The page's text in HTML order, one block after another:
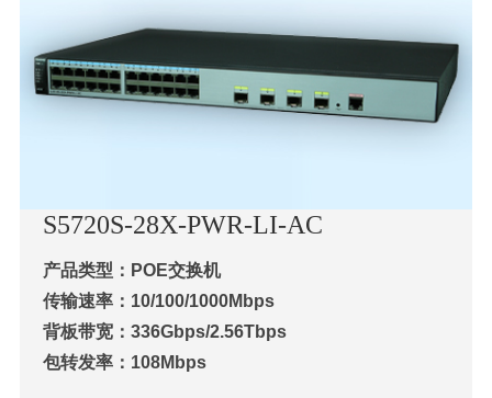
S5720S-28X-PWR-LI-AC
产品类型：POE交换机
传输速率：10/100/1000Mbps
背板带宽：336Gbps/2.56Tbps
包转发率：108Mbps